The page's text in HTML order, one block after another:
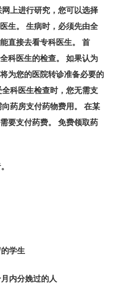
上进行研究，您可以选择
生。 生病时，必须先由全
直接去看专科医生。 首
科医生的检查。 如果认为
为您的医院转诊准备必要的
科医生检查时，您无需支
药房支付药物费用。 在某
要支付药费。 免费领取药
学生
内分娩过的人
计划
爱沙尼亚博客
结帐结果
芬兰
芬兰创业签证